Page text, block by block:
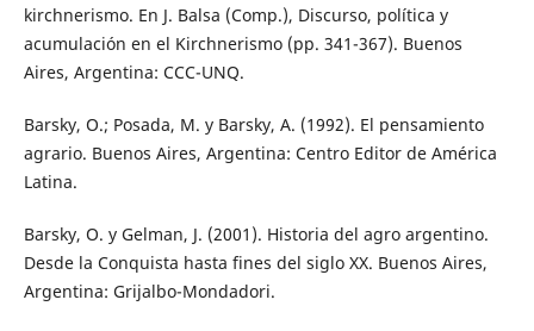
kirchnerismo. En J. Balsa (Comp.), Discurso, política y
acumulación en el Kirchnerismo (pp. 341-367). Buenos
Aires, Argentina: CCC-UNQ.
Barsky, O.; Posada, M. y Barsky, A. (1992). El pensamiento
agrario. Buenos Aires, Argentina: Centro Editor de América
Latina.
Barsky, O. y Gelman, J. (2001). Historia del agro argentino.
Desde la Conquista hasta fines del siglo XX. Buenos Aires,
Argentina: Grijalbo-Mondadori.